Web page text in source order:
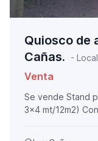
Quiosco de
Cañas.
- Local
Venta
Se vende Stand
3x4 mt/12m2)